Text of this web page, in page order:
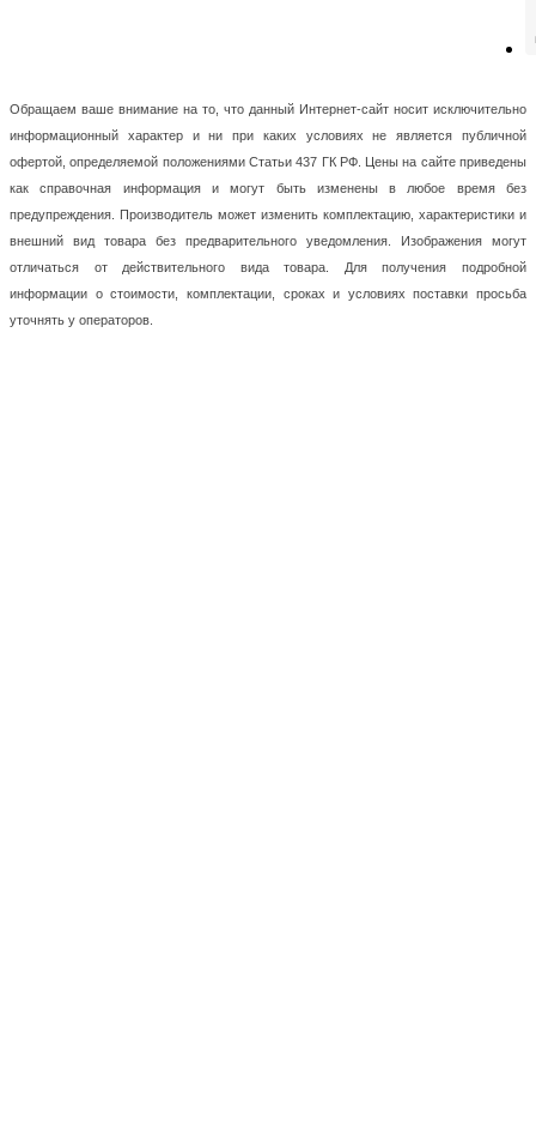
Обращаем ваше внимание на то, что данный Интернет-сайт носит исключительно
информационный характер и ни при каких условиях не является публичной
офертой, определяемой положениями Статьи 437 ГК РФ. Цены на сайте приведены
как справочная информация и могут быть изменены в любое время без
предупреждения. Производитель может изменить комплектацию, характеристики и
внешний вид товара без предварительного уведомления. Изображения могут
отличаться от действительного вида товара. Для получения подробной
информации о стоимости, комплектации, сроках и условиях поставки просьба
уточнять у операторов.